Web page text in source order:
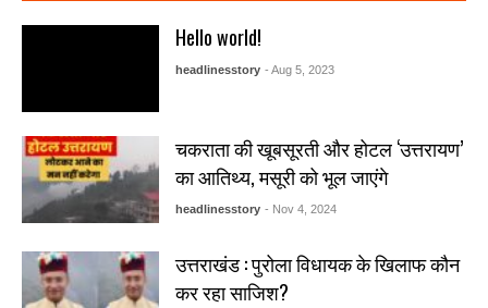
Hello world!
headlinesstory - Aug 5, 2023
चकराता की खूबसूरती और होटल ‘उत्तरायण’
का आतिथ्य, मसूरी को भूल जाएंगे
headlinesstory - Nov 4, 2024
उत्तराखंड : पुरोला विधायक के खिलाफ कौन
कर रहा साजिश?